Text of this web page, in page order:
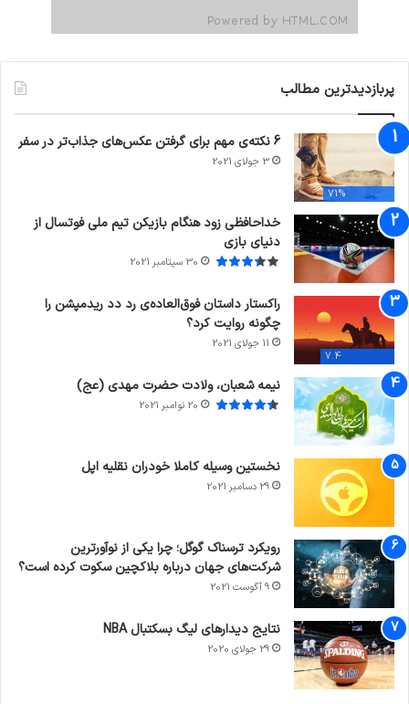
پربازدیدترین مطالب
71%
6 نکته‌ی مهم برای گرفتن عکس‌های جذاب‌تر در سفر
3 جولای 2021
خداحافظی زود هنگام بازیکن تیم ملی فوتسال از
دنیای بازی
30 سپتامبر 2021
7.4
راکستار داستان فوق‌العاده‌ی رد دد ریدمپشن را
چگونه روایت کرد؟
11 جولای 2021
نیمه شعبان، ولادت حضرت مهدی (عج)
20 نوامبر 2021
نخستین وسیله کاملا خودران نقلیه اپل
29 دسامبر 2021
رویکرد ترسناک گوگل؛ چرا یکی از نوآورترین
شرکت‌های جهان درباره بلاکچین سکوت کرده است؟
9 آگوست 2021
نتایج دیدار‌های لیگ بسکتبال NBA
29 جولای 2020